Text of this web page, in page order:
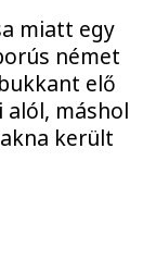
miatt egy
német
elő
máshol
került